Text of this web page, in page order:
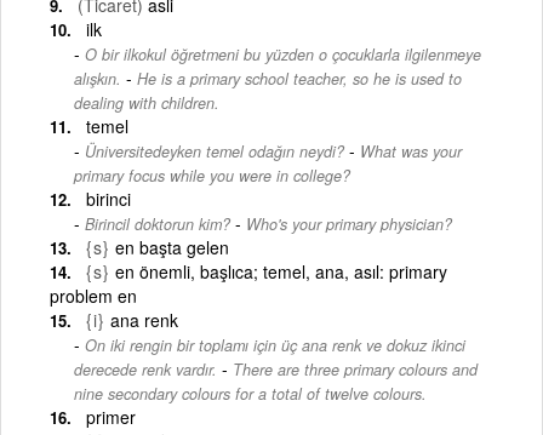
ilk
O bir ilkokul öğretmeni bu yüzden o çocuklarla ilgilenmeye
alışkın. - He is a primary school teacher, so he is used to
dealing with children.
temel
Üniversitedeyken temel odağın neydi? - What was your
primary focus while you were in college?
birinci
Birincil doktorun kim? - Who's your primary physician?
{s} en başta gelen
{s} en önemli, başlıca; temel, ana, asıl: primary
problem en
{i} ana renk
On iki rengin bir toplamı için üç ana renk ve dokuz ikinci
derecede renk vardır. - There are three primary colours and
nine secondary colours for a total of twelve colours.
primer